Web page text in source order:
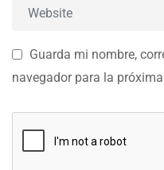
Guarda mi nombre,
navegador para la